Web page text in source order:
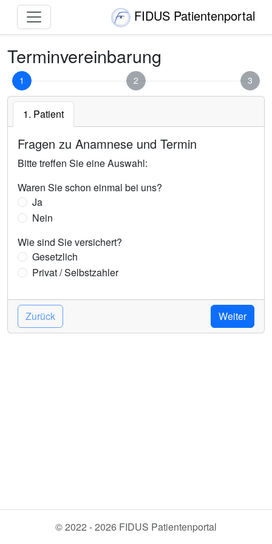
FIDUS Patientenportal
Terminvereinbarung
1 2 3
1. Patient
Fragen zu Anamnese und Termin
Bitte treffen Sie eine Auswahl:
Waren Sie schon einmal bei uns?
Ja
Nein
Wie sind Sie versichert?
Gesetzlich
Privat / Selbstzahler
Zurück Weiter
© 2022 - 2026 FIDUS Patientenportal